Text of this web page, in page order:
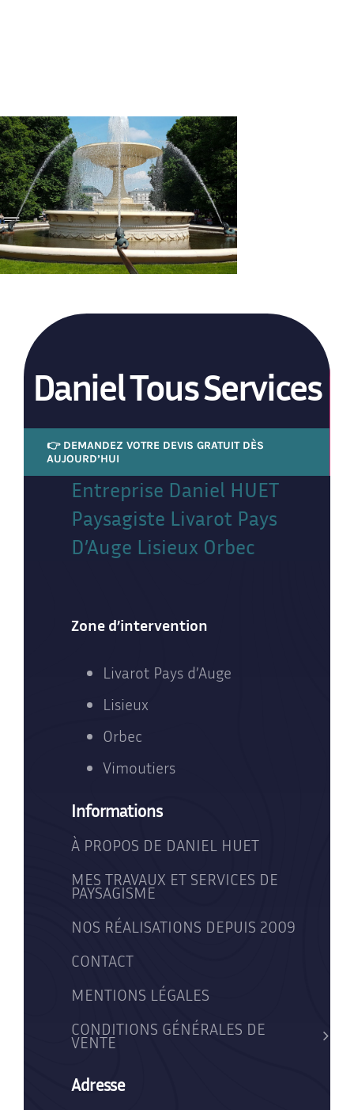
Daniel Tous Services
👉 DEMANDEZ VOTRE DEVIS GRATUIT DÈS
AUJOURD’HUI
Entreprise Daniel HUET
Paysagiste Livarot Pays
D’Auge Lisieux Orbec
Zone d’intervention
Livarot Pays d’Auge
Lisieux
Orbec
Vimoutiers
Informations
À PROPOS DE DANIEL HUET
MES TRAVAUX ET SERVICES DE
PAYSAGISME
NOS RÉALISATIONS DEPUIS 2009
CONTACT
MENTIONS LÉGALES
CONDITIONS GÉNÉRALES DE
VENTE
Adresse